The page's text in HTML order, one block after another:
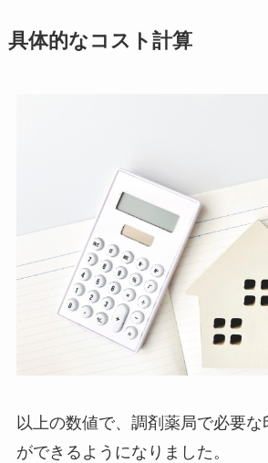
具体的なコスト計算
以上の数値で、調剤薬局で必要
ができるようになりました。